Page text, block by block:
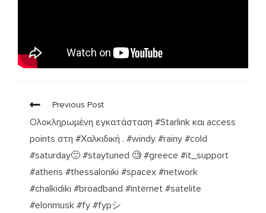
Previous Post
Ολοκληρωμένη εγκατάσταση #Starlink και access
points στη #Χαλκιδική . #windy #rainy #cold
#saturday🙂 #staytuned 🧐 #greece #it_support
#athens #thessaloniki #spacex #network
#chalkidiki #broadband #internet #satelite
#elonmusk #fy #fypシ